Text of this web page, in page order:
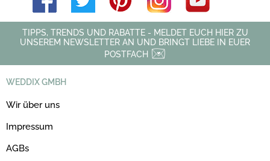
TIPPS, TRENDS UND RABATTE - MELDET EUCH HIER ZU
UNSEREM NEWSLETTER AN UND BRINGT LIEBE IN EUER
POSTFACH
WEDDIX GMBH
Wir über uns
Impressum
AGBs